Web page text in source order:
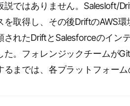
説ではありません。Salesloft/
を取得し、その後DriftのAWS
されたDriftとSalesforceのイ
た。フォレンジックチームが
るまでは、各プラットフォー